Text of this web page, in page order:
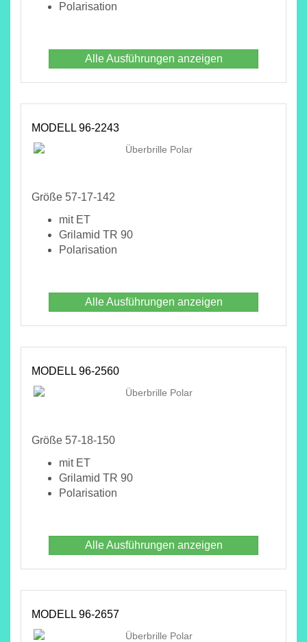
Polarisation
Alle Ausführungen anzeigen
MODELL 96-2243
Größe 57-17-142
mit ET
Grilamid TR 90
Polarisation
Alle Ausführungen anzeigen
MODELL 96-2560
Größe 57-18-150
mit ET
Grilamid TR 90
Polarisation
Alle Ausführungen anzeigen
MODELL 96-2657